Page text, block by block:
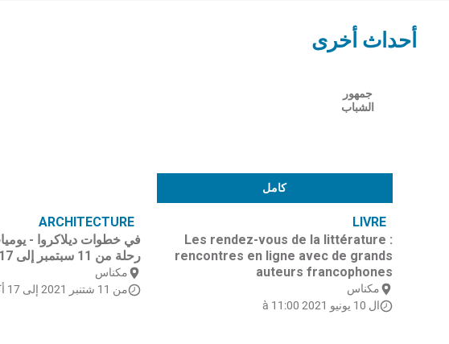
أحداث أخرى
ARCHITECTURE
رحلة من 11 سبتمبر إلى 17 أكتوبر 2021
مكناس
من 11 شتنبر 2021
إلى 17 أكتوبر 2021
كامل
جمهور
الشباب
LIVRE
Les rendez-vous de la littérature :
rencontres en ligne avec de grands
auteurs francophones
مكناس
ال 10 يونيو 2021 à 11:00